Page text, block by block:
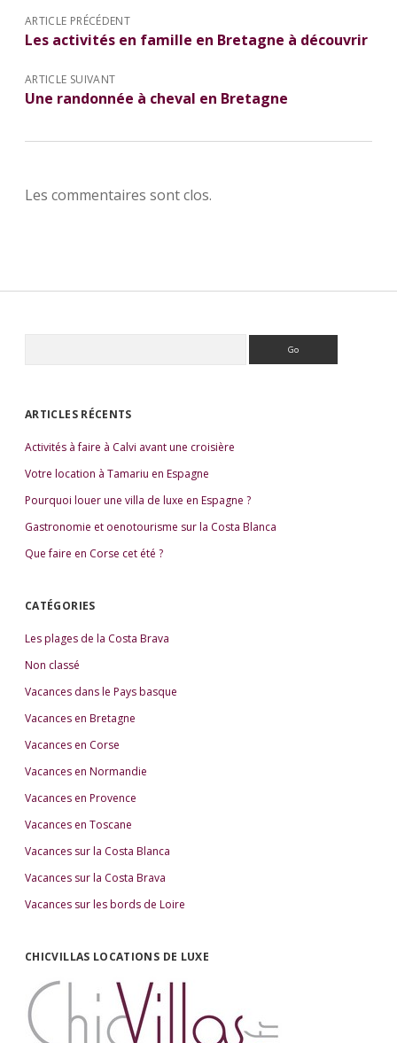
ARTICLE PRÉCÉDENT
Les activités en famille en Bretagne à découvrir
ARTICLE SUIVANT
Une randonnée à cheval en Bretagne
Les commentaires sont clos.
d
b
a
r
r
h
e
ARTICLES RÉCENTS
Activités à faire à Calvi avant une croisière
Votre location à Tamariu en Espagne
Pourquoi louer une villa de luxe en Espagne ?
Gastronomie et oenotourisme sur la Costa Blanca
Que faire en Corse cet été ?
CATÉGORIES
Les plages de la Costa Brava
Non classé
Vacances dans le Pays basque
Vacances en Bretagne
Vacances en Corse
Vacances en Normandie
Vacances en Provence
Vacances en Toscane
Vacances sur la Costa Blanca
Vacances sur la Costa Brava
Vacances sur les bords de Loire
CHICVILLAS LOCATIONS DE LUXE